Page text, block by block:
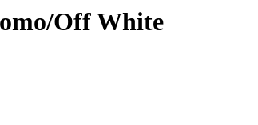
Off White